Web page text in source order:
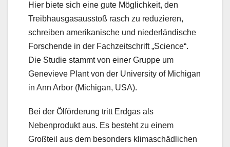
Hier biete sich eine gute Möglichkeit, den
Treibhausgasausstoß rasch zu reduzieren,
schreiben amerikanische und niederländische
Forschende in der Fachzeitschrift „Science“.
Die Studie stammt von einer Gruppe um
Genevieve Plant von der University of Michigan
in Ann Arbor (Michigan, USA).
Bei der Ölförderung tritt Erdgas als
Nebenprodukt aus. Es besteht zu einem
Großteil aus dem besonders klimaschädlichen